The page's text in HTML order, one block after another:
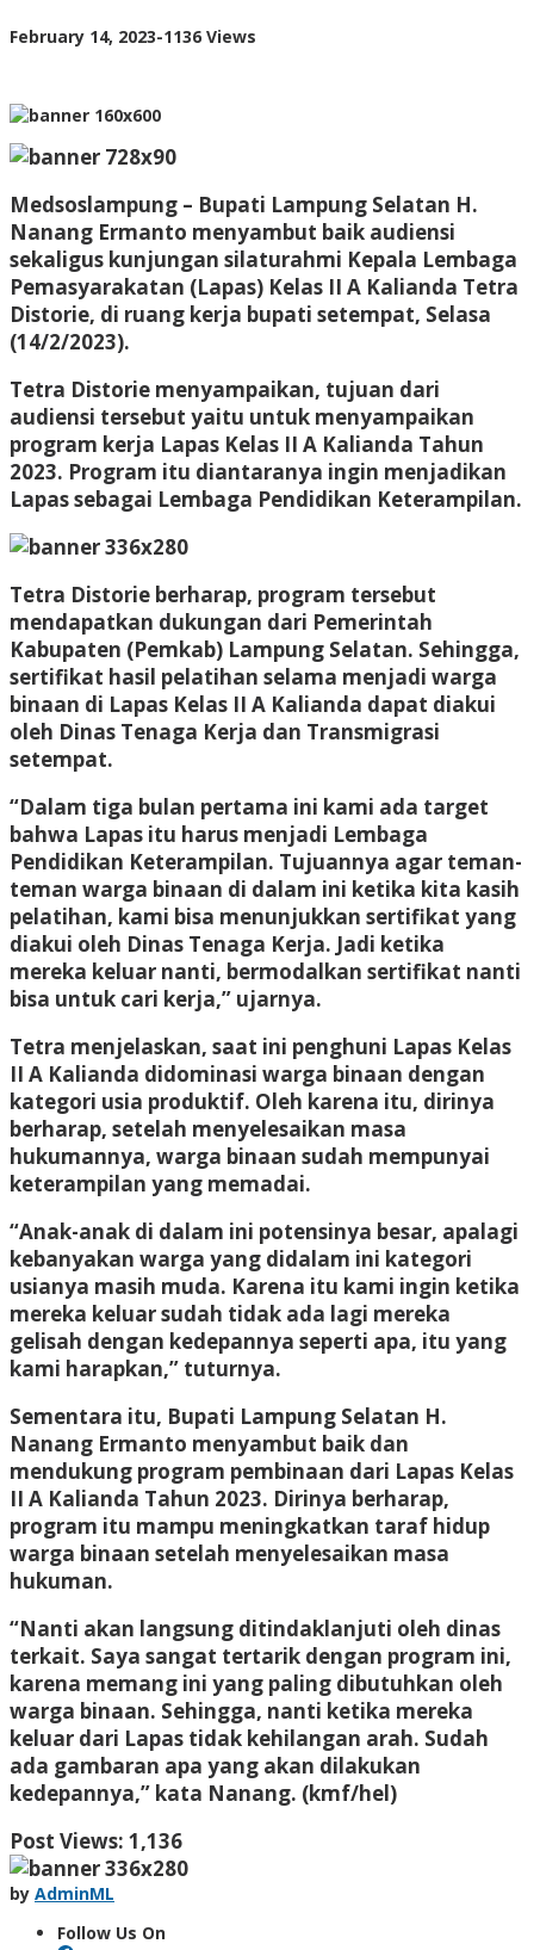
February 14, 2023by
-1136 Views
Medsoslampung – Bupati Lampung Selatan H.
Nanang Ermanto menyambut baik audiensi
sekaligus kunjungan silaturahmi Kepala Lembaga
Pemasyarakatan (Lapas) Kelas II A Kalianda Tetra
Distorie, di ruang kerja bupati setempat, Selasa
(14/2/2023).
Tetra Distorie menyampaikan, tujuan dari
audiensi tersebut yaitu untuk menyampaikan
program kerja Lapas Kelas II A Kalianda Tahun
2023. Program itu diantaranya ingin menjadikan
Lapas sebagai Lembaga Pendidikan Keterampilan.
Tetra Distorie berharap, program tersebut
mendapatkan dukungan dari Pemerintah
Kabupaten (Pemkab) Lampung Selatan. Sehingga,
sertifikat hasil pelatihan selama menjadi warga
binaan di Lapas Kelas II A Kalianda dapat diakui
oleh Dinas Tenaga Kerja dan Transmigrasi
setempat.
“Dalam tiga bulan pertama ini kami ada target
bahwa Lapas itu harus menjadi Lembaga
Pendidikan Keterampilan. Tujuannya agar teman-
teman warga binaan di dalam ini ketika kita kasih
pelatihan, kami bisa menunjukkan sertifikat yang
diakui oleh Dinas Tenaga Kerja. Jadi ketika
mereka keluar nanti, bermodalkan sertifikat nanti
bisa untuk cari kerja,” ujarnya.
Tetra menjelaskan, saat ini penghuni Lapas Kelas
II A Kalianda didominasi warga binaan dengan
kategori usia produktif. Oleh karena itu, dirinya
berharap, setelah menyelesaikan masa
hukumannya, warga binaan sudah mempunyai
keterampilan yang memadai.
“Anak-anak di dalam ini potensinya besar, apalagi
kebanyakan warga yang didalam ini kategori
usianya masih muda. Karena itu kami ingin ketika
mereka keluar sudah tidak ada lagi mereka
gelisah dengan kedepannya seperti apa, itu yang
kami harapkan,” tuturnya.
Sementara itu, Bupati Lampung Selatan H.
Nanang Ermanto menyambut baik dan
mendukung program pembinaan dari Lapas Kelas
II A Kalianda Tahun 2023. Dirinya berharap,
program itu mampu meningkatkan taraf hidup
warga binaan setelah menyelesaikan masa
hukuman.
“Nanti akan langsung ditindaklanjuti oleh dinas
terkait. Saya sangat tertarik dengan program ini,
karena memang ini yang paling dibutuhkan oleh
warga binaan. Sehingga, nanti ketika mereka
keluar dari Lapas tidak kehilangan arah. Sudah
ada gambaran apa yang akan dilakukan
kedepannya,” kata Nanang. (kmf/hel)
Post Views: 1,136
by AdminML
Follow Us On